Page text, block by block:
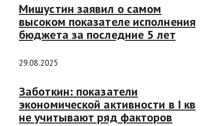
Мишустин заявил о самом
высоком показателе исполнения
бюджета за последние 5 лет
29.08.2025
Заботкин: показатели
экономической активности в I кв
не учитывают ряд факторов